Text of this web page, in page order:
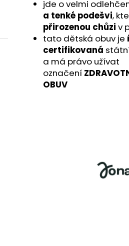
jde o velmi
a tenké podešvi,
přirozenou chůzi v
tato dětská obuv je
certifikovaná
a má právo užívat
označení
OBUV